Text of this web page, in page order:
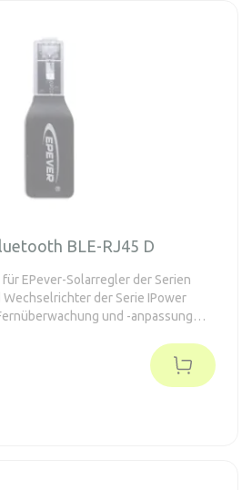
BLE-RJ45 D
EPever-Solarregler der Serien
Wechselrichter der Serie IPower
und -anpassung